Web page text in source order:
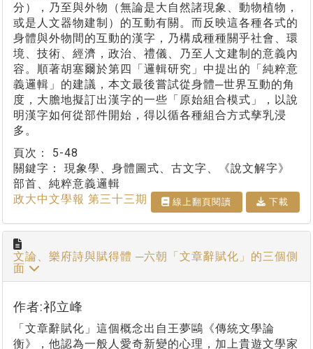
分），乃至與外物（無論是大自然諸現象、動物植物，
或是人文器物建制）的互動有關。而反映這各種各式的
身體與外物間的互動的漢字，乃構成種種關乎社會、環
境、技術、經濟，政治、禮儀、乃至人文建制的意義內
容。順著胡塞爾於第四「邏輯研究」中提出的「純粹意
義邏輯」的建議，本文最後嘗試從身體─世界互動的角
度，大膽地擬訂出漢字的一些「原始組合模式」，以說
明漢字如何從部件開始，得以循各種組合方式孳乳浸
多。
頁次： 5-48
關鍵字： 現象學、身體圖式、古文字、《說文解字》
部首、純粹意義邏輯
政大中文學報 第三十三期
線上翻⾴閱讀 下載
文論、樂府詩與賦得體 ─六朝「文章辭賦化」的三個側
面
作者:祁立峰
「文章辭賦化」這個概念出自王夢鷗《傳統文學論
衡》，他認為一般人愛奇新變的心理，加上貴遊文學家